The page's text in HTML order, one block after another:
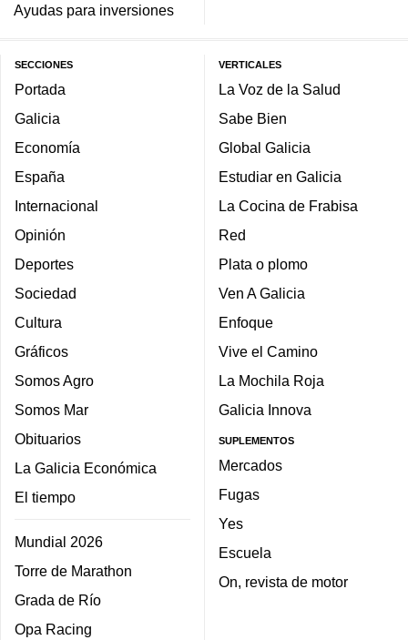
Ayudas para inversiones
SECCIONES
Portada
Galicia
Economía
España
Internacional
Opinión
Deportes
Sociedad
Cultura
Gráficos
Somos Agro
Somos Mar
Obituarios
La Galicia Económica
El tiempo
Mundial 2026
Torre de Marathon
Grada de Río
Opa Racing
VERTICALES
La Voz de la Salud
Sabe Bien
Global Galicia
Estudiar en Galicia
La Cocina de Frabisa
Red
Plata o plomo
Ven A Galicia
Enfoque
Vive el Camino
La Mochila Roja
Galicia Innova
SUPLEMENTOS
Mercados
Fugas
Yes
Escuela
On, revista de motor